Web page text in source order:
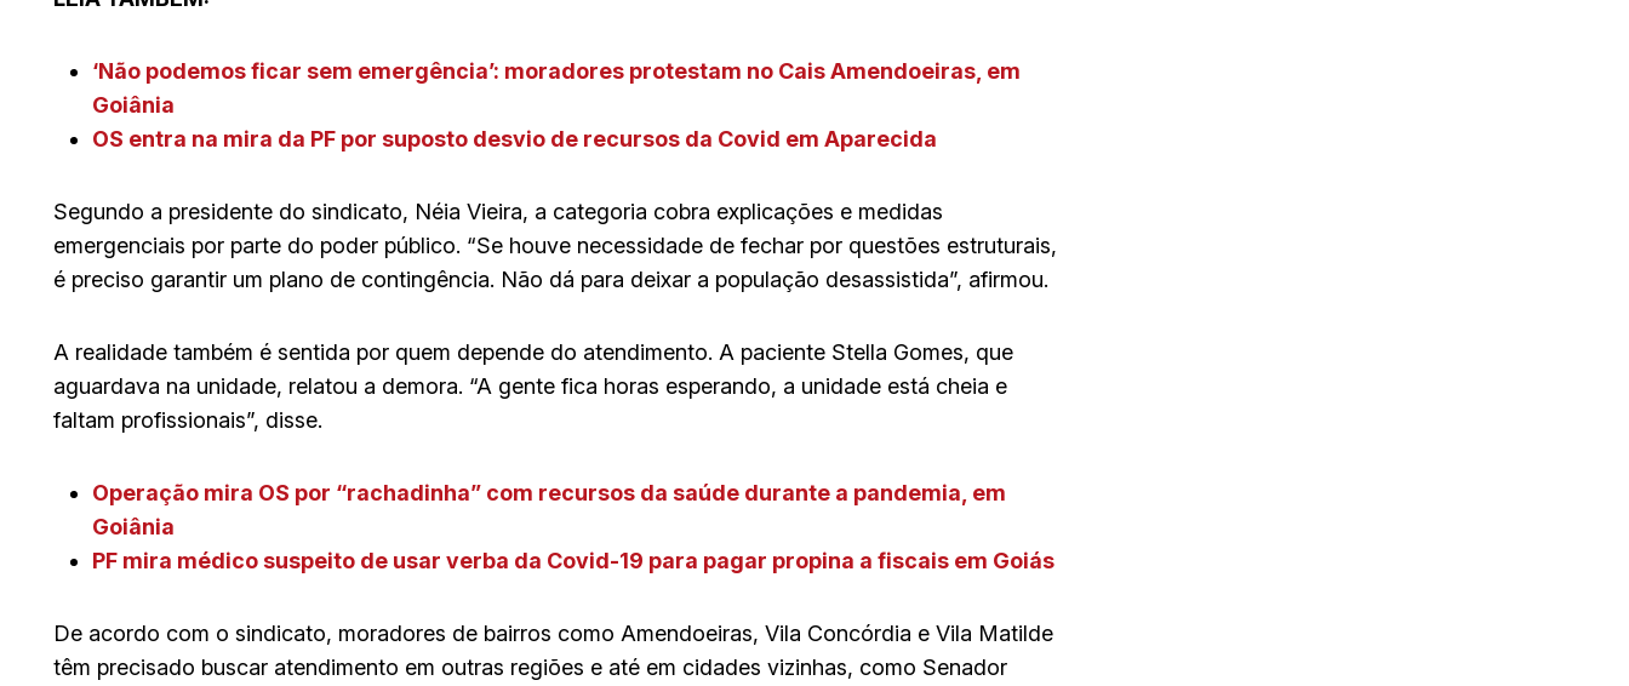
‘Não podemos ficar sem emergência’: moradores protestam no Cais Amendoeiras, em
Goiânia
OS entra na mira da PF por suposto desvio de recursos da Covid em Aparecida
Segundo a presidente do sindicato, Néia Vieira, a categoria cobra explicações e medidas
emergenciais por parte do poder público. “Se houve necessidade de fechar por questões estruturais,
é preciso garantir um plano de contingência. Não dá para deixar a população desassistida”, afirmou.
A realidade também é sentida por quem depende do atendimento. A paciente Stella Gomes, que
aguardava na unidade, relatou a demora. “A gente fica horas esperando, a unidade está cheia e
faltam profissionais”, disse.
Operação mira OS por “rachadinha” com recursos da saúde durante a pandemia, em
Goiânia
PF mira médico suspeito de usar verba da Covid-19 para pagar propina a fiscais em Goiás
De acordo com o sindicato, moradores de bairros como Amendoeiras, Vila Concórdia e Vila Matilde
têm precisado buscar atendimento em outras regiões e até em cidades vizinhas, como Senador